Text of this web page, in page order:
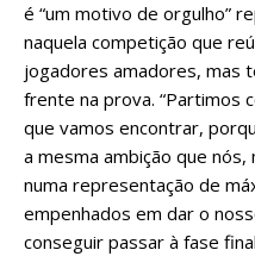
é “um motivo de orgulho”
naquela competição que
jogadores amadores, mas
frente na prova. “Partimos
que vamos encontrar,
a mesma ambição que
numa representação de
empenhados em dar o
conseguir passar à fase